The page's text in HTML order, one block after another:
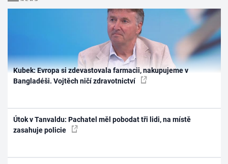
Kubek: Evropa si zdevastovala farmacii, nakupujeme v
Bangladéši. Vojtěch ničí zdravotnictví
Útok v Tanvaldu: Pachatel měl pobodat tři lidi, na místě
zasahuje policie